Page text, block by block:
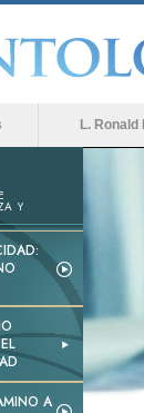
L. Ronald
Y
A